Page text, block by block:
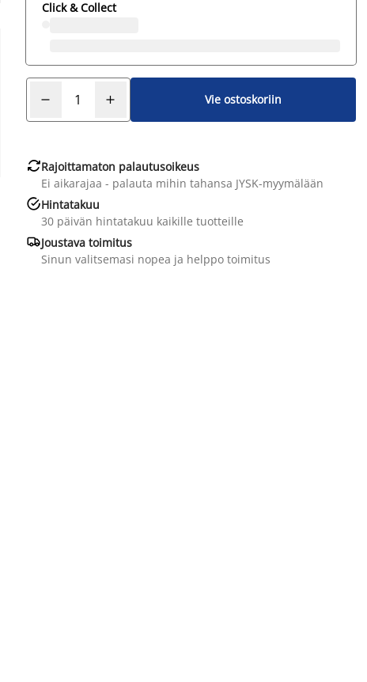
Click & Collect
Vie ostoskoriin
Rajoittamaton palautusoikeus
Ei aikarajaa - palauta mihin tahansa JYSK-myymälään
Hintatakuu
30 päivän hintatakuu kaikille tuotteille
Joustava toimitus
Sinun valitsemasi nopea ja helppo toimitus